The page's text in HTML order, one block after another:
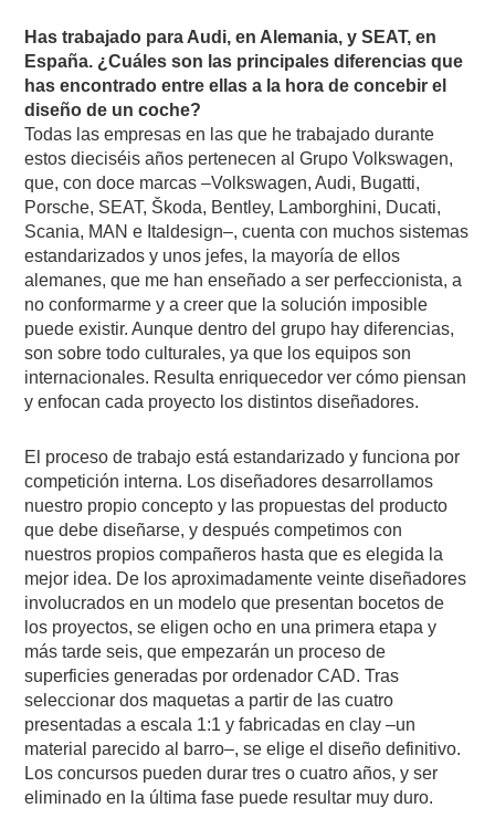
Has trabajado para Audi, en Alemania, y SEAT, en
España. ¿Cuáles son las principales diferencias que
has encontrado entre ellas a la hora de concebir el
diseño de un coche?
Todas las empresas en las que he trabajado durante
estos dieciséis años pertenecen al Grupo Volkswagen,
que, con doce marcas –Volkswagen, Audi, Bugatti,
Porsche, SEAT, Škoda, Bentley, Lamborghini, Ducati,
Scania, MAN e Italdesign–, cuenta con muchos sistemas
estandarizados y unos jefes, la mayoría de ellos
alemanes, que me han enseñado a ser perfeccionista, a
no conformarme y a creer que la solución imposible
puede existir. Aunque dentro del grupo hay diferencias,
son sobre todo culturales, ya que los equipos son
internacionales. Resulta enriquecedor ver cómo piensan
y enfocan cada proyecto los distintos diseñadores.
El proceso de trabajo está estandarizado y funciona por
competición interna. Los diseñadores desarrollamos
nuestro propio concepto y las propuestas del producto
que debe diseñarse, y después competimos con
nuestros propios compañeros hasta que es elegida la
mejor idea. De los aproximadamente veinte diseñadores
involucrados en un modelo que presentan bocetos de
los proyectos, se eligen ocho en una primera etapa y
más tarde seis, que empezarán un proceso de
superficies generadas por ordenador CAD. Tras
seleccionar dos maquetas a partir de las cuatro
presentadas a escala 1:1 y fabricadas en clay –un
material parecido al barro–, se elige el diseño definitivo.
Los concursos pueden durar tres o cuatro años, y ser
eliminado en la última fase puede resultar muy duro.